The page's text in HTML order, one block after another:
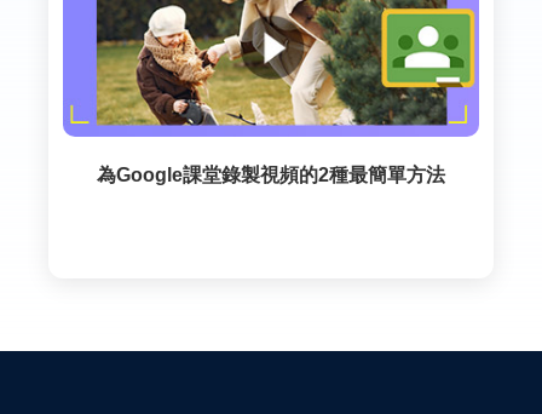
為Google課堂錄製視頻的2種最簡單方法